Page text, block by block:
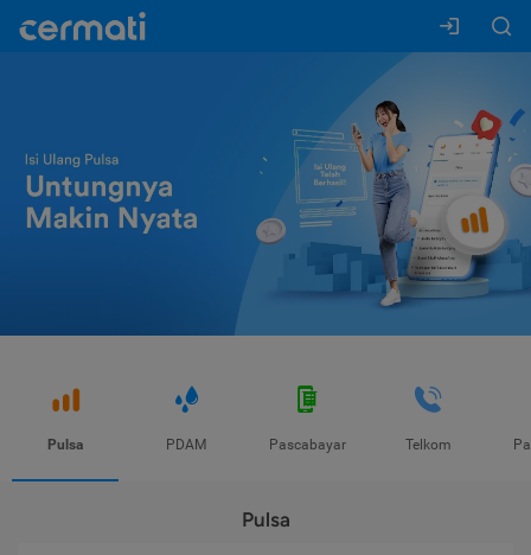
Pulsa PDAM Pascabayar Telkom
Pulsa